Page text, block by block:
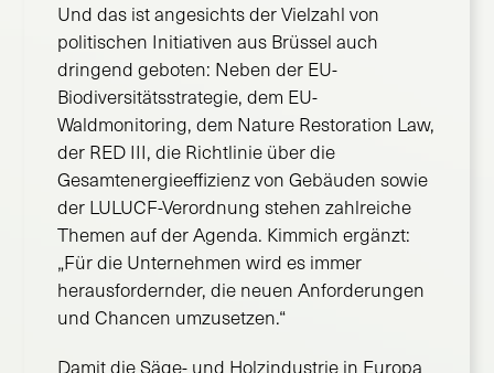
Und das ist angesichts der Vielzahl von
politischen Initiativen aus Brüssel auch
dringend geboten: Neben der EU-
Biodiversitätsstrategie, dem EU-
Waldmonitoring, dem Nature Restoration Law,
der RED III, die Richtlinie über die
Gesamtenergieeffizienz von Gebäuden sowie
der LULUCF-Verordnung stehen zahlreiche
Themen auf der Agenda. Kimmich ergänzt:
„Für die Unternehmen wird es immer
herausfordernder, die neuen Anforderungen
und Chancen umzusetzen.“
Damit die Säge- und Holzindustrie in Europa